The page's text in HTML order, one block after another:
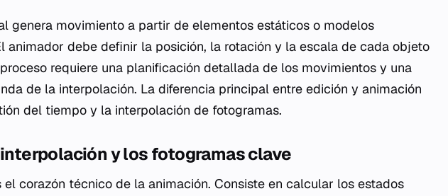
genera movimiento a partir de elementos estáticos o modelos
animador debe definir la posición, la rotación y la escala de cada objeto
requiere una planificación detallada de los movimientos y una
de la interpolación. La diferencia principal entre edición y animación
del tiempo y la interpolación de fotogramas.
y los fotogramas clave
el corazón técnico de la animación. Consiste en calcular los estados